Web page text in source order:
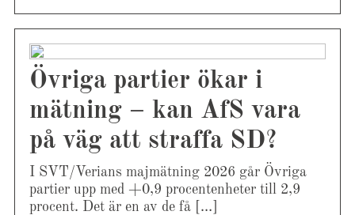
Övriga partier ökar i
mätning – kan AfS vara
på väg att straffa SD?
I SVT/Verians majmätning 2026 går Övriga
partier upp med +0,9 procentenheter till 2,9
procent. Det är en av de få […]